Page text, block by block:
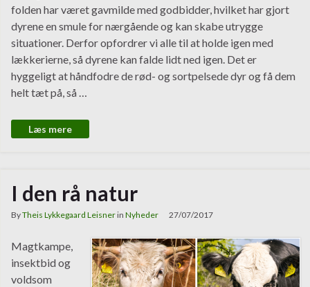
folden har været gavmilde med godbidder, hvilket har gjort
dyrene en smule for nærgående og kan skabe utrygge
situationer. Derfor opfordrer vi alle til at holde igen med
lækkerierne, så dyrene kan falde lidt ned igen. Det er
hyggeligt at håndfodre de rød- og sortpelsede dyr og få dem
helt tæt på, så …
Læs mere
I den rå natur
ByTheis Lykkegaard Leisner in Nyheder 27/07/2017
Magtkampe,
insektbid og
voldsom